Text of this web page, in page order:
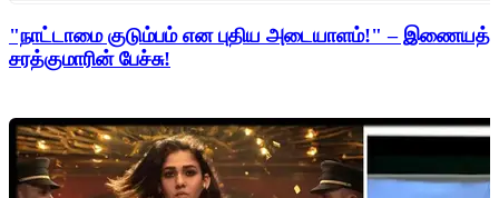
"நாட்டாமை குடும்பம் என புதிய அடையாளம்!" –
சரத்குமாரின் பேச்சு!